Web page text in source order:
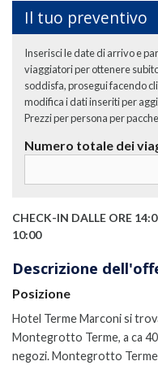
Il tuo preventivo
Inserisci le date di arrivo e
viaggiatori per ottenere
soddisfa, prosegui facendo
modifica i dati inseriti per
Prezzi per persona per
Numero totale dei
CHECK-IN DALLE ORE
10:00
Descrizione
Posizione
Hotel Terme Marconi si
Montegrotto Terme, a ca
negozi. Montegrotto